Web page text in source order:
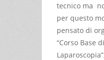
tecnico ma
per questo
pensato di
“Corso Base